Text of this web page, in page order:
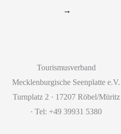
→
Tourismusverband
Mecklenburgische Seenplatte e.V.
Turnplatz 2 · 17207 Röbel/Müritz
· Tel: +49 39931 5380